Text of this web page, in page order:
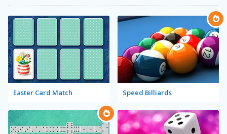
Easter Card Match Speed Billiards